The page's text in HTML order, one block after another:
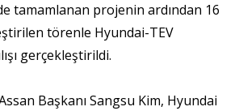
tamamlanan projenin ardından 16
törenle Hyundai-TEV
gerçekleştirildi.
Başkanı Sangsu Kim, Hyundai